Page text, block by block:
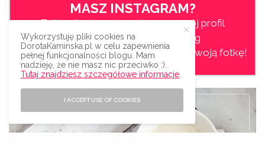
MASZ INSTAGRAM?
Zrób zdjęcie potrawy i oznacz mój profil
@dorotakaminska
lub hasztag
#dorotainsuperfood. Przyjdę polubić Twoją fotkę!
Wykorzystuję pliki cookies na
DorotaKaminska.pl w celu zapewnienia
pełnej funkcjonalności blogu. Mam
nadzieję, że nie masz nic przeciwko :).
Tutaj znajdziesz szczegółowe informacje
I ACCEPT USE OF COOKIES